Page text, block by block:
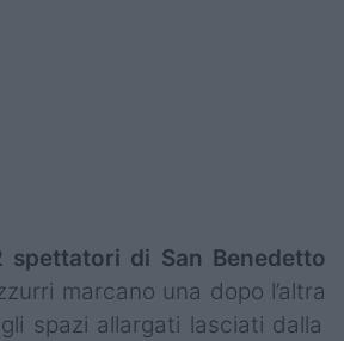
spettatori di San Benedetto
marcano una dopo l’altra
spazi allargati lasciati dalla